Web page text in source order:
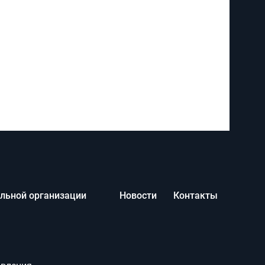
организации Новости Контакты